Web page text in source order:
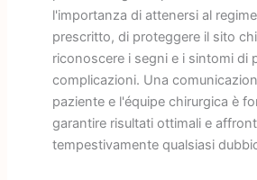
l'importanza di attenersi al
prescritto, di proteggere il sito
riconoscere i segni e i sintomi di
complicazioni. Una
paziente e l'équipe chirurgica è
garantire risultati ottimali e
tempestivamente qualsiasi